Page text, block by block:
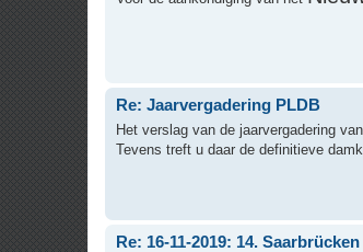
Re: Jaarvergadering PLDB
Het verslag van de jaarvergadering
Tevens treft u daar de definitieve
Re: 16-11-2019: 14.